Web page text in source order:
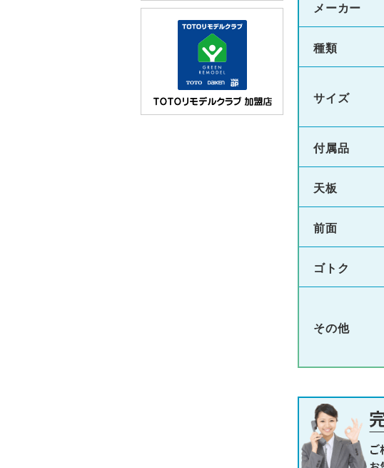
メーカー
種類
サイズ
付属品
天板
前面
ゴトク
その他